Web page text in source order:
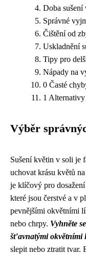
Doba sušení
Správné
Čištění od
Uskladnění
Tipy pro
Nápady na
0 Časté
1
Výběr
Sušení květin v soli je
uchovat krásu květů
je klíčový pro
které jsou čerstvé a v
pevnějšími okvětními
nebo chrpy. Vyhněte
šťavnatými okvětními
slepit nebo ztratit tvar.